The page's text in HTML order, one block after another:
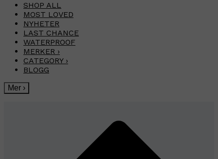
SHOP ALL
MOST LOVED
NYHETER
LAST CHANCE
WATERPROOF
MERKER ›
CATEGORY ›
BLOGG
Mer ›